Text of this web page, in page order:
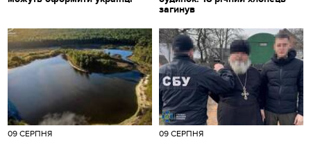
загинув
09 СЕРПНЯ 09 СЕРПНЯ